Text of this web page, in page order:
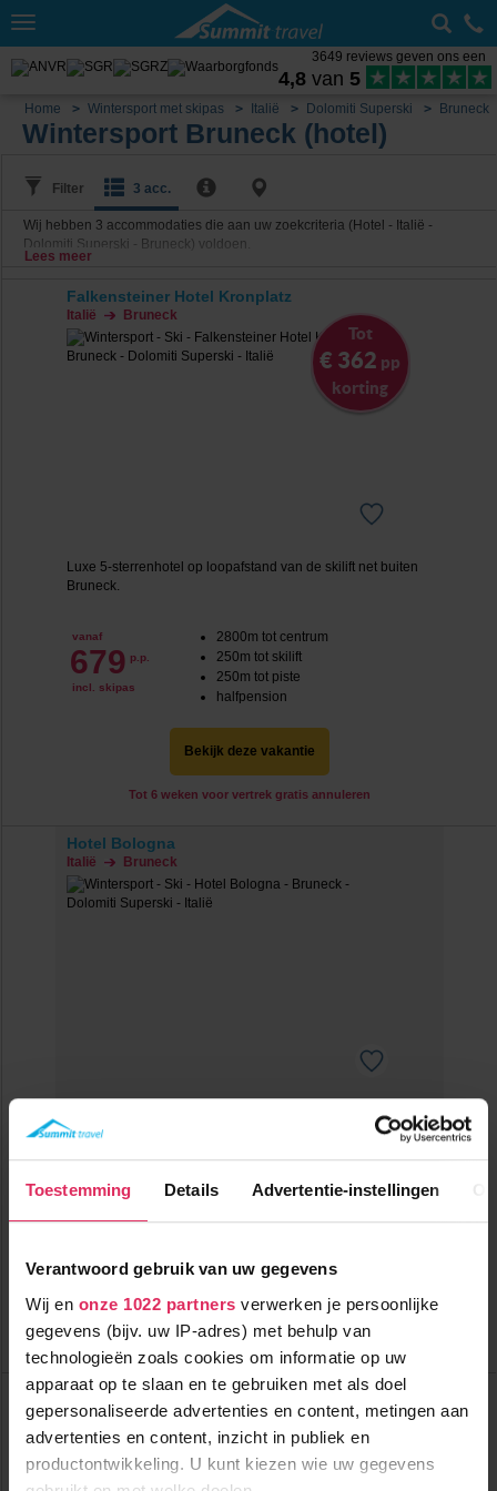
Toestemming Details Advertentie-instellingen
Verantwoord gebruik van uw gegevens
Wij en onze 1022 partners verwerken je persoonlijke
gegevens (bijv. uw IP-adres) met behulp van
technologieën zoals cookies om informatie op uw
apparaat op te slaan en te gebruiken met als doel
gepersonaliseerde advertenties en content, metingen aan
advertenties en content, inzicht in publiek en
productontwikkeling. U kunt kiezen wie uw gegevens
Toggle
3649 reviews geven ons een
4,8 van 5
Home Wintersport met skipas Italië Dolomiti Superski Bruneck
Wintersport Bruneck (hotel)
Filter 3 acc.
Wij hebben 3 accommodaties die aan uw zoekcriteria (Hotel - Italië -
Dolomiti Superski - Bruneck) voldoen.
Lees meer
Falkensteiner Hotel Kronplatz
Italië Bruneck
Tot
€ 362 pp
korting
Luxe 5-sterrenhotel op loopafstand van de skilift net buiten
Bruneck.
vanaf
679 p.p.
incl. skipas
2800m tot centrum
250m tot skilift
250m tot piste
halfpension
Bekijk deze vakantie
Tot 6 weken voor vertrek gratis annuleren
Hotel Bologna
Italië Bruneck
Sfeervol 3-sterrenhotel in het centrum van Bruneck met sauna
(skibus om de hoek)!
894
50m tot centrum
3000m tot piste
Bekijk deze vakantie
Tot 6 weken voor vertrek gratis annuleren
Hotel Krone
Italië Bruneck